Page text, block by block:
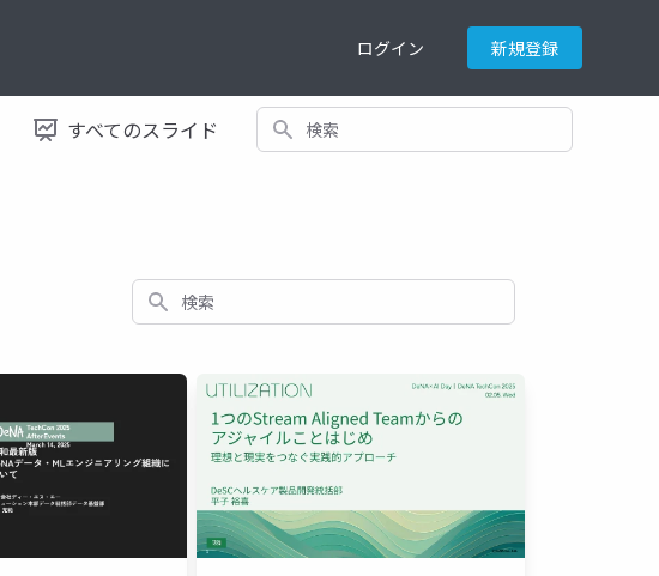
ログイン 新規登録
すべてのスライド 検索
検索